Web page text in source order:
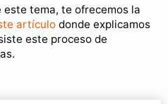
este tema, te ofrecemos la
artículo donde explicamos
este proceso de